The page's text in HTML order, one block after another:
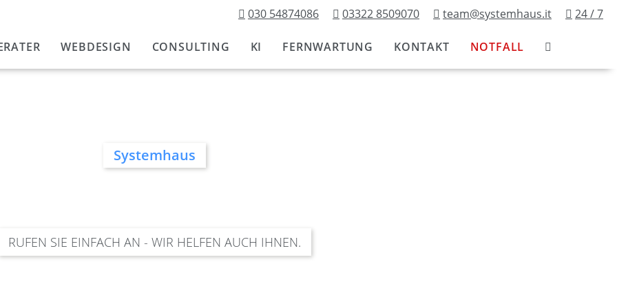
030 54874086 03322 8509070 team@systemhaus.it 24 / 7
überspringen
WEBDESIGN CONSULTING KI FERNWARTUNG KONTAKT NOTFALL
Systemhaus
RUFEN SIE EINFACH AN - WIR HELFEN AUCH IHNEN.